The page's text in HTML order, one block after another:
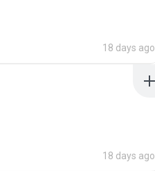
18 days ago
18 days ago